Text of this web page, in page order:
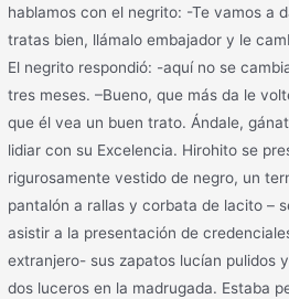
hablamos con el negrito: -Te vamos a
tratas bien, llámalo embajador y le
El negrito respondió: -aquí no se
tres meses. –Bueno, que más da le
que él vea un buen trato. Ándale,
lidiar con su Excelencia. Hirohito se
rigurosamente vestido de negro, un
pantalón a rallas y corbata de lacito –
asistir a la presentación de
extranjero- sus zapatos lucían pulidos
dos luceros en la madrugada. Estaba